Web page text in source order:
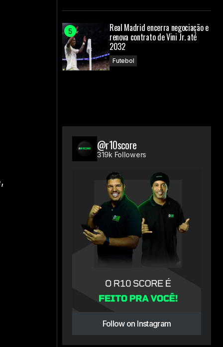
Real Madrid encerra negociação e
renova contrato de Vini Jr. até
2032
Futebol
@r10score
319k Followers
Follow on Instagram